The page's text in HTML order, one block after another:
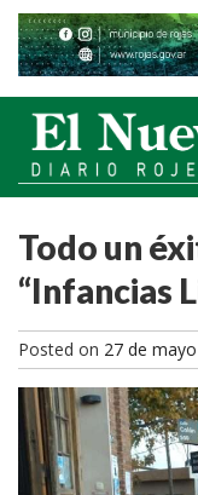
Todo un
“Infancias
Posted on 27 de